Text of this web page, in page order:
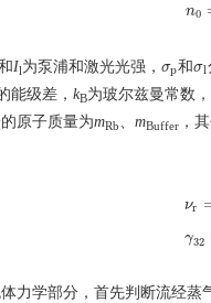
n0n
Il 为泵浦和激光光强， σp
σp和σl
σl
能级差， kB为玻尔兹曼常数，
原子质量为mRb、 mBuffer ，
νr
γ32
r=
力学部分，首先判断流经蒸